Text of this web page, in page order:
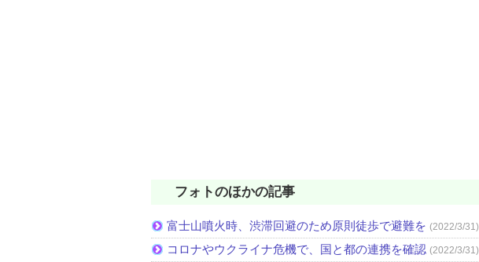
フォトのほかの記事
富士山噴火時、渋滞回避のため原則徒歩で避難を (2022/3/31)
コロナやウクライナ危機で、国と都の連携を確認 (2022/3/31)